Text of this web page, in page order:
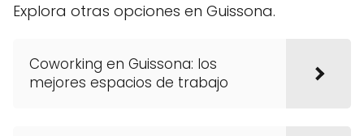
Explora otras opciones en Guissona.
Coworking en Guissona: los
mejores espacios de trabajo